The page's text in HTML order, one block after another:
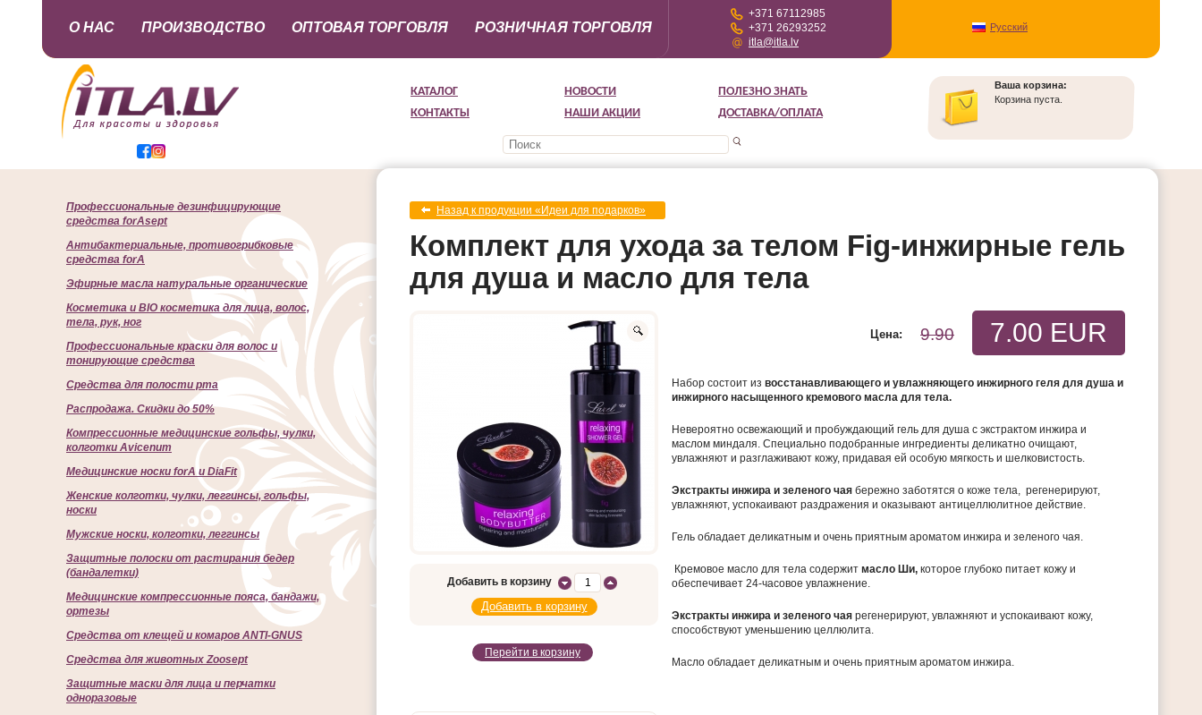
КАТАЛОГ НОВОСТИ
ПОЛЕЗНО ЗНАТЬ
КОНТАКТЫ
НАШИ АКЦИИ ДОСТАВКА/ОПЛАТА
Ваша корзина:
Корзина пуста.
О НАС ПРОИЗВОДСТВО ОПТОВАЯ ТОРГОВЛЯ РОЗНИЧНАЯ ТОРГОВЛЯ
+371 67112985
+371 26293252
itla@itla.lv
Русский
Назад к продукции «Идеи для подарков»
Комплект для ухода за телом Fig-инжирные гель
для душа и масло для тела
Добавить в корзину
Перейти в корзину
7.00 EUR
9.90
Цена:
Набор состоит из восстанавливающего и увлажняющего инжирного геля для душа и
инжирного насыщенного кремового масла для тела.
Невероятно освежающий и пробуждающий гель для душа с экстрактом инжира и
маслом миндаля. Специально подобранные ингредиенты деликатно очищают,
увлажняют и разглаживают кожу, придавая ей особую мягкость и шелковистость.
Экстракты инжира и зеленого чая бережно заботятся о коже тела, регенерируют,
увлажняют, успокаивают раздражения и оказывают антицеллюлитное действие.
Гель обладает деликатным и очень приятным ароматом инжира и зеленого чая.
Кремовое масло для тела содержит масло Ши, которое глубоко питает кожу и
обеспечивает 24-часовое увлажнение.
Экстракты инжира и зеленого чая регенерируют, увлажняют и успокаивают кожу,
способствуют уменьшению целлюлита.
Масло обладает деликатным и очень приятным ароматом инжира.
Профессиональные дезинфицирующие
средства forAsept
Антибактериальные, противогрибковые
средства forA
Эфирные масла натуральные органические
Косметика и BIO косметика для лица, волос,
тела, рук, ног
Профессиональные краски для волос и
тонирующие средства
Cредства для полости рта
Распродажа. Скидки до 50%
Компрессионные медицинские гольфы, чулки,
колготки Avicenum
Медицинские носки forA и DiaFit
Женские колготки, чулки, леггинсы, гольфы,
носки
Мужские носки, колготки, леггинсы
Защитные полоски от растирания бедер
(бандалетки)
Медицинские компрессионные пояса, бандажи,
ортезы
Средства от клещей и комаров ANTI-GNUS
Средства для животных Zoosept
Защитные маски для лица и перчатки
одноразовые